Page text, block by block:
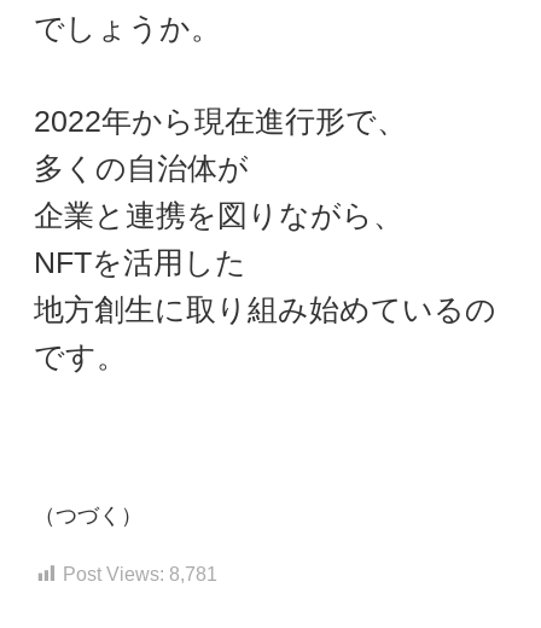
でしょうか。
2022年から現在進行形で、
多くの自治体が
企業と連携を図りながら、
NFTを活用した
地方創生に取り組み始めているの
です。
（つづく）
Post Views: 8,781